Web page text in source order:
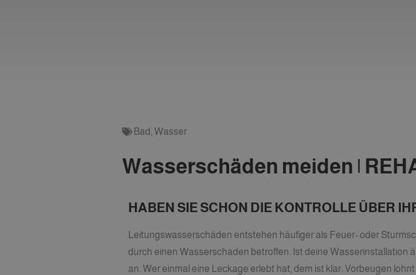
Bad Wasser
Wasserschäden meiden |
HABEN SIE SCHON DIE KONTROLLE ÜBER
Leitungswasserschäden entstehen häufiger als Feuer- oder
durch einen Wasserschaden betroffen. Ist deine Wasserinstallation
an. Wer einmal eine Leckage erlebt hat, dem ist klar: Vorbeugen lohnt